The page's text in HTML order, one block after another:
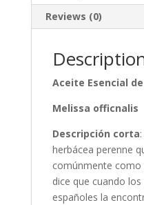
Reviews (0)
Aceite Esencial
Melissa officnalis
Descripción corta
herbácea perenne
comúnmente como
dice que cuando
españoles la